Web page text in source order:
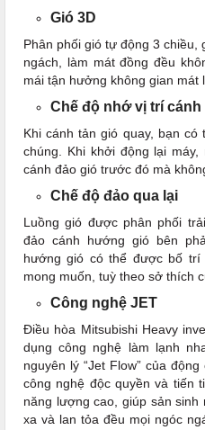
Gió 3D
Phân phối gió tự động 3 chiều,
ngách, làm mát đồng đều
mái tận hưởng không gian mát
Chế độ nhớ vị trí cánh
Khi cánh tản gió quay, bạn
chúng. Khi khởi động lại
cánh đảo gió trước đó mà
Chế độ đảo qua lại
Luồng gió được phân phối
đảo cánh hướng gió bên
hướng gió có thể được bố
mong muốn, tuỳ theo sở thích
Công nghệ JET
Điều hòa Mitsubishi Heavy
dụng công nghệ làm lạnh
nguyên lý “Jet Flow” của
công nghệ độc quyền và tiến
năng lượng cao, giúp sản
xa và lan tỏa đều mọi ngóc